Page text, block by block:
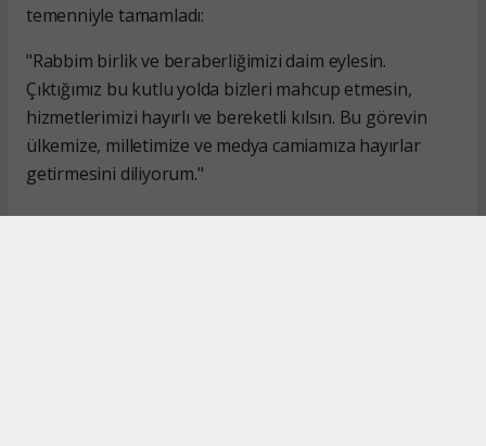
temenniyle tamamladı:
"Rabbim birlik ve beraberliğimizi daim eylesin.
Çıktığımız bu kutlu yolda bizleri mahcup etmesin,
hizmetlerimizi hayırlı ve bereketli kılsın. Bu görevin
ülkemize, milletimize ve medya camiamıza hayırlar
getirmesini diliyorum."